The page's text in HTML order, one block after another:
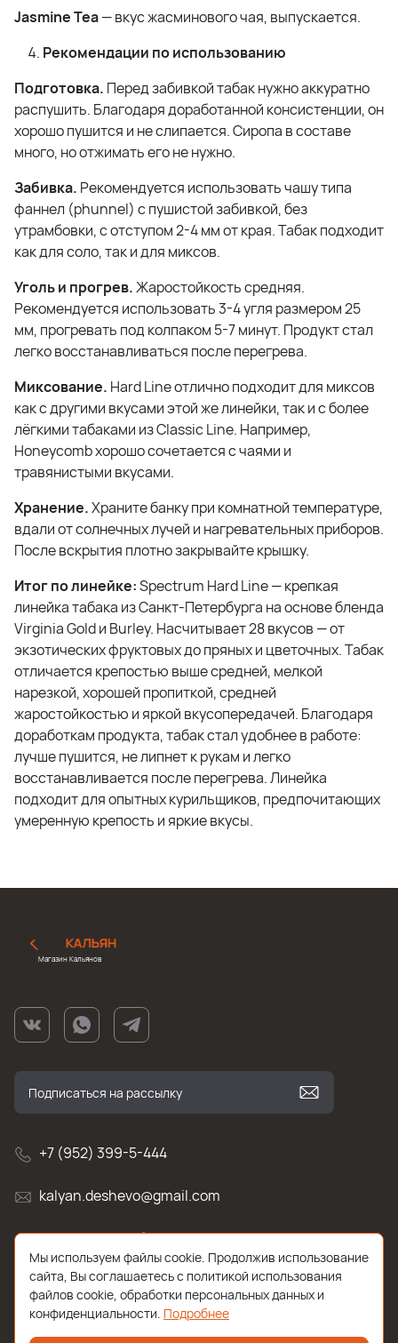
Jasmine Tea— вкус жасминового чая, выпускается.
Рекомендации по использованию
Подготовка. Перед забивкой табак нужно аккуратно
распушить. Благодаря доработанной консистенции, он
хорошо пушится и не слипается. Сиропа в составе
много, но отжимать его не нужно.
Забивка. Рекомендуется использовать чашу типа
фаннел (phunnel) с пушистой забивкой, без
утрамбовки, с отступом 2-4 мм от края. Табак подходит
как для соло, так и для миксов.
Уголь и прогрев.Жаростойкость средняя.
Рекомендуется использовать 3-4 угля размером 25
мм, прогревать под колпаком 5-7 минут. Продукт стал
легко восстанавливаться после перегрева.
Миксование. Hard Line отлично подходит для миксов
как с другими вкусами этой же линейки, так и с более
лёгкими табаками из Classic Line. Например,
Honeycomb хорошо сочетается с чаями и
травянистыми вкусами.
Хранение.Храните банку при комнатной температуре,
вдали от солнечных лучей и нагревательных приборов.
После вскрытия плотно закрывайте крышку.
Итог по линейке:Spectrum Hard Line — крепкая
линейка табака из Санкт-Петербурга на основе бленда
Virginia Gold и Burley. Насчитывает 28 вкусов — от
экзотических фруктовых до пряных и цветочных. Табак
отличается крепостью выше средней, мелкой
нарезкой, хорошей пропиткой, средней
жаростойкостью и яркой вкусопередачей. Благодаря
доработкам продукта, табак стал удобнее в работе:
лучше пушится, не липнет к рукам и легко
восстанавливается после перегрева. Линейка
подходит для опытных курильщиков, предпочитающих
умеренную крепость и яркие вкусы.
Магазин Кальянов
+7 (952) 399-5-444
kalyan.deshevo@gmail.com
г. Санкт-Петербург, улица Белы Куна , д.2к1
Мы используем файлы cookie. Продолжив использование
сайта, Вы соглашаетесь с политикой использования
файлов cookie, обработки персональных данных и
конфиденциальности. Подробнее